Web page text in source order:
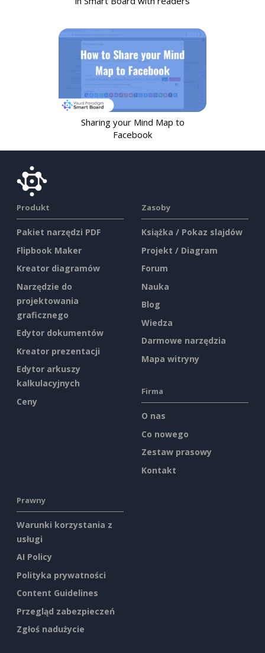
Sharing your Mind Map to
Facebook
Produkt
Pakiet narzędzi PDF
Flipbook Maker
Kreator diagramów
Narzędzie do
projektowania
graficznego
Edytor dokumentów
Kreator prezentacji
Edytor arkuszy
kalkulacyjnych
Ceny
Zasoby
Książka / Pokaz slajdów
Projekt / Diagram
Forum
Nauka
Blog
Wiedza
Darmowe narzędzia
Mapa witryny
Firma
O nas
Co nowego
Zestaw prasowy
Kontakt
Prawny
Warunki korzystania z
usługi
AI Policy
Polityka prywatności
Content Guidelines
Przegląd zabezpieczeń
Zgłoś nadużycie